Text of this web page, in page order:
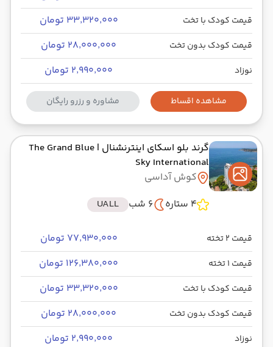
قیمت کودک با تخت ۳۳٬۳۲۰٬۰۰۰ تومان
قیمت کودک بدون تخت ۲۸٬۰۰۰٬۰۰۰ تومان
نوزاد ۲٬۹۹۰٬۰۰۰ تومان
مشاهده اقساط مشاوره و رزرو رایگان
گرند بلو اسکای اینترنشنال | The Grand Blue
Sky International
کوش آداسی
4 ستاره
6 شب UALL
قیمت 2 تخته ۷۷٬۹۳۰٬۰۰۰ تومان
قیمت 1 تخته ۱۲۶٬۳۸۰٬۰۰۰ تومان
قیمت کودک با تخت ۳۳٬۳۲۰٬۰۰۰ تومان
قیمت کودک بدون تخت ۲۸٬۰۰۰٬۰۰۰ تومان
نوزاد ۲٬۹۹۰٬۰۰۰ تومان